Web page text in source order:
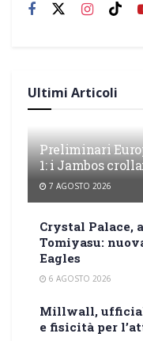
Ultimi Articoli
Preliminari
1: i Jambos
7 AGOSTO 2026
Crystal Palace,
Tomiyasu:
Eagles
6 AGOSTO 2026
Millwall,
e fisicità per